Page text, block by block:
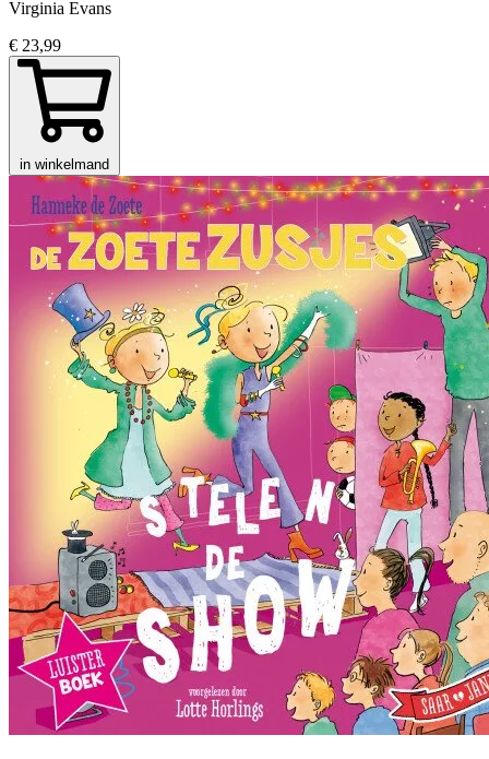
Virginia Evans
€ 23,99
in winkelmand